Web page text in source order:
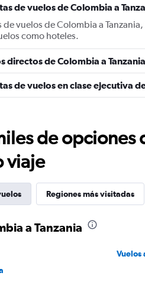
de vuelos de Colombia a
de vuelos de Colombia a
como hoteles.
directos de Colombia a
de vuelos en clase ejecutiva
de
viaje
Regiones más visitadas
a Tanzania
Vuelos